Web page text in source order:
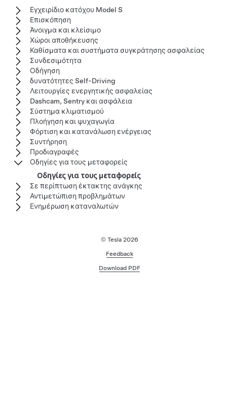
Εγχειρίδιο κατόχου Model S
Επισκόπηση
Άνοιγμα και κλείσιμο
Χώροι αποθήκευσης
Καθίσματα και συστήματα συγκράτησης ασφαλείας
Συνδεσιμότητα
Οδήγηση
δυνατότητες Self-Driving
Λειτουργίες ενεργητικής ασφαλείας
Dashcam, Sentry και ασφάλεια
Σύστημα κλιματισμού
Πλοήγηση και ψυχαγωγία
Φόρτιση και κατανάλωση ενέργειας
Συντήρηση
Προδιαγραφές
Οδηγίες για τους μεταφορείς
Οδηγίες για τους μεταφορείς
Σε περίπτωση έκτακτης ανάγκης
Αντιμετώπιση προβλημάτων
Ενημέρωση καταναλωτών
© Tesla 2026
Feedback
Download PDF